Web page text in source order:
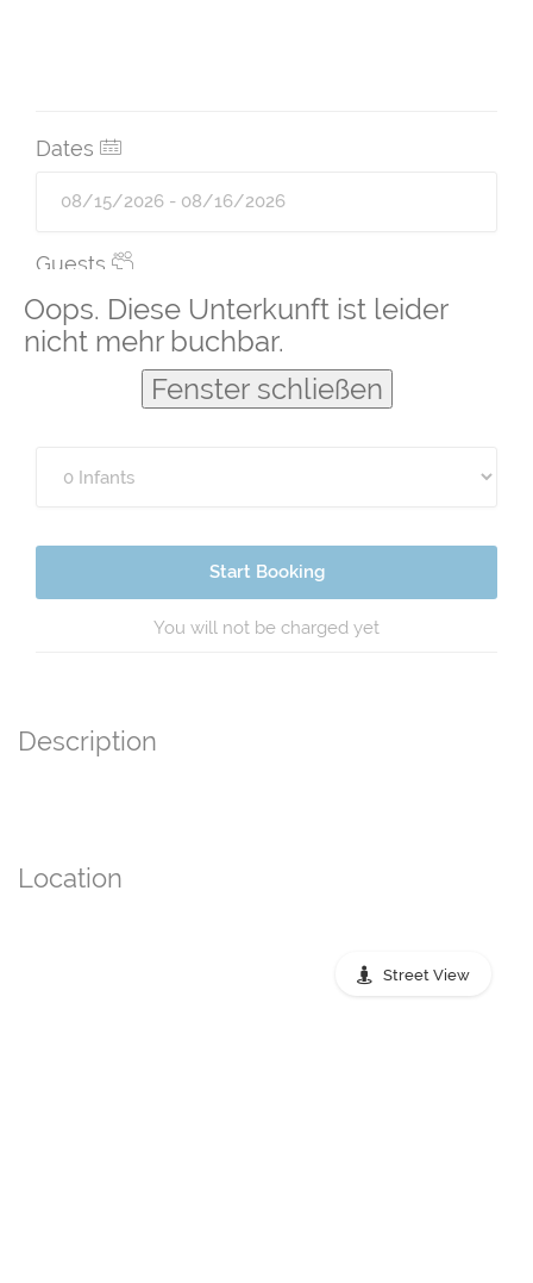
Oops. Diese Unterkunft ist leider
nicht mehr buchbar.
Fenster schließen
Dates
Guests
Start Booking
You will not be charged yet
Description
Location
Street View